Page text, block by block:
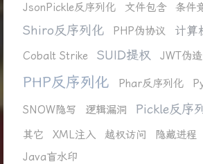
JsonPickle反序列化
文件包含 条件
Shiro反序列化 PHP伪协议 计算
Cobalt Strike
SUID提权 JWT伪造
PHP反序列化 Phar反序列化
SNOW隐写 逻辑漏洞 Pickle反序
其它
XML注入 越权访问 隐藏进程
Java盲水印